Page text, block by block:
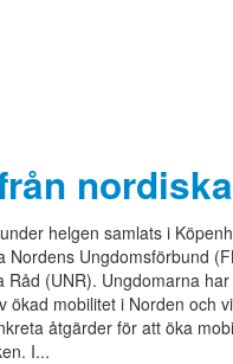
helgen samlats i
Ungdomsförbund
(UNR). Ungdomarna
ökad mobilitet i Norden
åtgärder för att öka
I...